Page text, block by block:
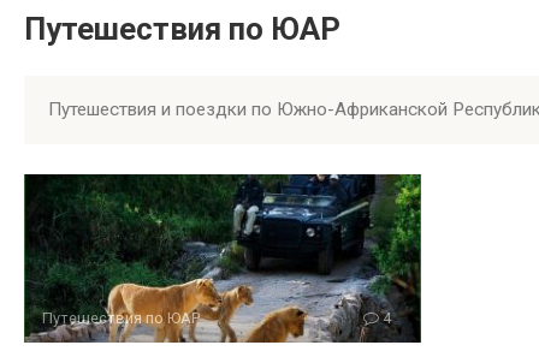
Путешествия по ЮАР
Путешествия и поездки по Южно-Африканской
Путешествия по ЮАР 4